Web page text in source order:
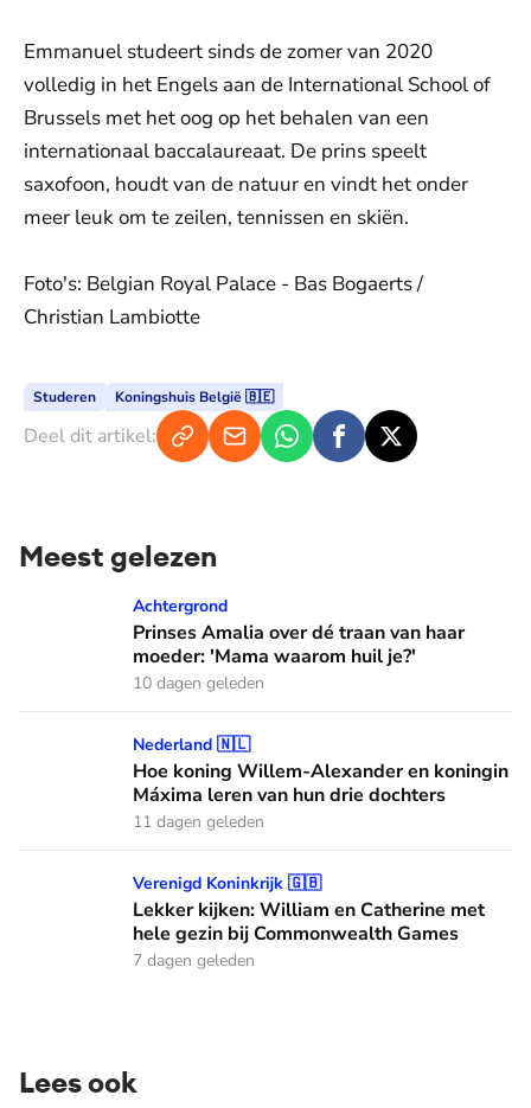
Emmanuel studeert sinds de zomer van 2020
volledig in het Engels aan de International School of
Brussels met het oog op het behalen van een
internationaal baccalaureaat. De prins speelt
saxofoon, houdt van de natuur en vindt het onder
meer leuk om te zeilen, tennissen en skiën.
Foto's: Belgian Royal Palace - Bas Bogaerts /
Christian Lambiotte
Studeren Koningshuis België 🇧🇪
Deel dit artikel:
Meest gelezen
Prinses Amalia over dé traan van haar moeder: 'Mama
Achtergrond
Prinses Amalia over dé traan van haar
moeder: 'Mama waarom huil je?'
10 dagen geleden
Hoe koning Willem-Alexander en koningin Máxima leren
Nederland 🇳🇱
Hoe koning Willem-Alexander en koningin
Máxima leren van hun drie dochters
11 dagen geleden
Lekker kijken: William en Catherine met hele gezin bij
Verenigd Koninkrijk 🇬🇧
Lekker kijken: William en Catherine met
hele gezin bij Commonwealth Games
7 dagen geleden
Lees ook